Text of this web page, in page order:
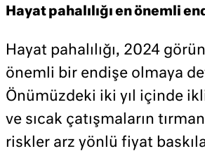
Hayat pahalılığı en önemli
Hayat pahalılığı, 2024
önemli bir endişe olmaya
Önümüzdeki iki yıl içinde
ve sıcak çatışmaların
riskler arz yönlü fiyat